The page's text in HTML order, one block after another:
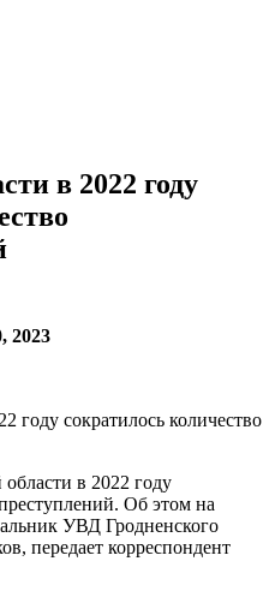
в 2022 году
2023
в 2022 году
Об этом на
УВД Гродненского
передает корреспондент